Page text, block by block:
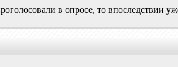
в опросе, то впоследствии